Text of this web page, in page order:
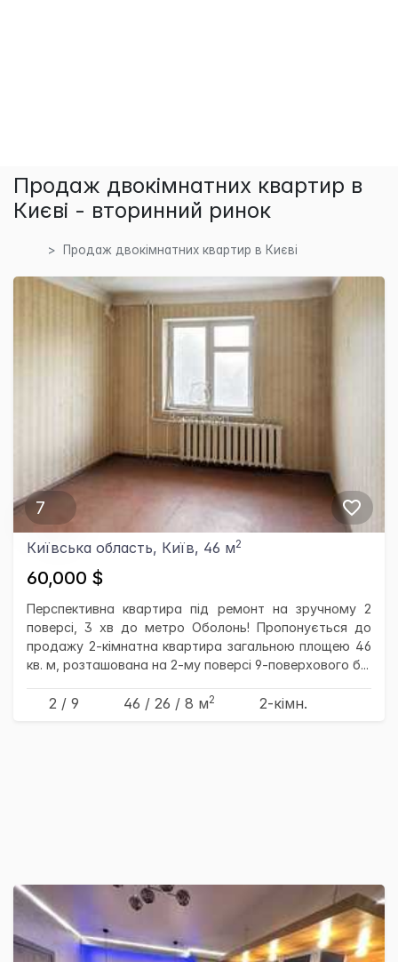
Продаж двокімнатних квартир в
Києві - вторинний ринок
Продаж двокімнатних квартир в Києві
7
Київська область, Київ, 46 м2
60,000 $
Перспективна квартира під ремонт на зручному 2
поверсі, 3 хв до метро Оболонь! Пропонується до
продажу 2-кімнатна квартира загальною площею 46
кв. м, розташована на 2-му поверсі 9-поверхового б...
2 / 9 46 / 26 / 8 м2 2-кімн.